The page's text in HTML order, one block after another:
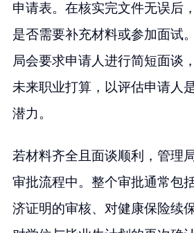
申请表。在核实完文件无误后
是否需要补充材料或参加面试
局会要求申请人进行简短面谈
未来职业打算，以评估申请人
潜力。
若材料齐全且面谈顺利，管理
审批流程中。整个审批通常包
济证明的审核、对健康保险续